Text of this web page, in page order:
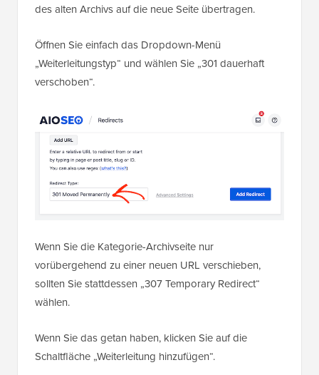
des alten Archivs auf die neue Seite übertragen.
Öffnen Sie einfach das Dropdown-Menü
„Weiterleitungstyp“ und wählen Sie „301 dauerhaft
verschoben“.
Wenn Sie die Kategorie-Archivseite nur
vorübergehend zu einer neuen URL verschieben,
sollten Sie stattdessen „307 Temporary Redirect“
wählen.
Wenn Sie das getan haben, klicken Sie auf die
Schaltfläche „Weiterleitung hinzufügen“.